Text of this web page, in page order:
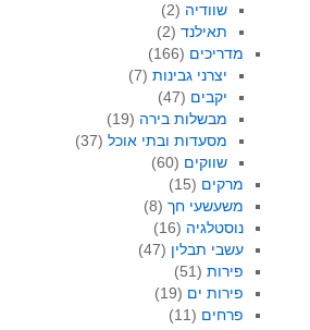
שוודיה (2)
תאילנד (2)
מדריכים (166)
יצרני גבינות (7)
יקבים (47)
מבשלות בירה (19)
מסעדות ובתי אוכל (37)
שווקים (60)
מרקים (15)
משעשעי חך(8)
נוסטלגיה (16)
עשבי תבלין (47)
פירות(51)
פירות ים (19)
פרחים (11)